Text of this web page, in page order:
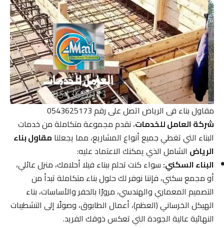
مقاول بناء فى الرياض اتصل على رقم 0543625173
شركة العامل للخدمات، نقدم مجموعة متكاملة من خدمات
البناء التي تغطي جميع أنواع المشاريع، مما يجعلنامقاول بناء
الرياضالشامل الذي يمكنك الاعتماد عليه:
البناء السكني:سواء كنت تحلم ببناء فيلا أحلامك، منزل عائلي،
أو مجمع سكني، فإننا نوفر لك حلول بناء متكاملة تبدأ من
التصميم المعماري والهندسي، مرورًا بالحفر والأساسات، بناء
الهيكل الخرساني (العظم)، أعمال الطابوق، وصولًا إلى التشطيبات
النهائية عالية الجودة التي تعكس ذوقك الفريد.